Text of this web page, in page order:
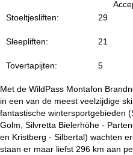
Stoeltjesliften: 29
Sleepliften: 21
Tovertapijten: 5
Met de WildPass Montafon
in een van de meest veelzijdige
fantastische wintersportgebieden
Golm, Silvretta Bielerhöhe -
en Kristberg - Silbertal) wachten
staan er maar liefst 296 km aan